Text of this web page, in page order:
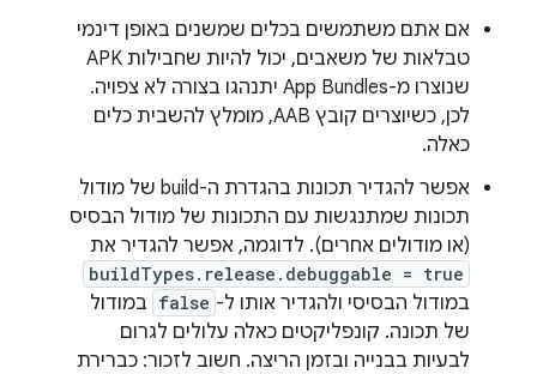
אם אתם משתמשים בכלים שמשנים באופן דינמי
טבלאות של משאבים, יכול להיות שחבילות APK
שנוצרו מ-App Bundles יתנהגו בצורה לא צפויה.
לכן, כשיוצרים קובץ AAB, מומלץ להשבית כלים
כאלה.
אפשר להגדיר תכונות בהגדרת ה-build של מודול
תכונות שמתנגשות עם התכונות של מודול הבסיס
(או מודולים אחרים). לדוגמה, אפשר להגדיר את
buildTypes.release.debuggable = true
במודול הבסיסי ולהגדיר אותו ל- false במודול
של תכונה. קונפליקטים כאלה עלולים לגרום
לבעיות בבנייה ובזמן הריצה. חשוב לזכור: כברירת